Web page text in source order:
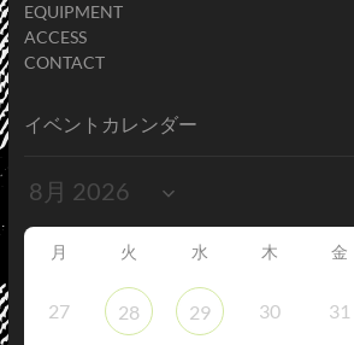
EQUIPMENT
ACCESS
CONTACT
イベントカレンダー
月 火 水 木 金
27 28 29 30 31